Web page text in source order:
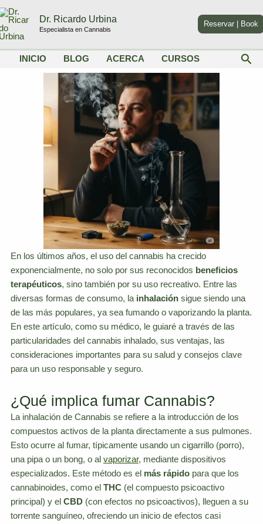
Ir
contenido
Dr. Ricardo Urbina
Especialista en Cannabis
Reservar | Book
INICIO BLOG ACERCA CURSOS
En los últimos años, el uso del cannabis ha crecido
exponencialmente, no solo por sus reconocidos beneficios
terapéuticos, sino también por su uso recreativo. Entre las
diversas formas de consumo, la inhalaciónsigue siendo una
de las más populares, ya sea fumando o vaporizando la planta.
En este artículo, como su médico, le guiaré a través de las
particularidades del cannabis inhalado, sus ventajas, las
consideraciones importantes para su salud y consejos clave
para un uso responsable y seguro.
¿Qué implica fumar Cannabis?
La inhalación de Cannabis se refiere a la introducción de los
compuestos activos de la planta directamente a sus pulmones.
Esto ocurre al fumar, típicamente usando un cigarrillo (porro),
una pipa o un bong, o al vaporizar, mediante dispositivos
especializados. Este método es el más rápidopara que los
cannabinoides, como el THC(el compuesto psicoactivo
principal) y el CBD(con efectos no psicoactivos), lleguen a su
torrente sanguíneo, ofreciendo un inicio de efectos casi